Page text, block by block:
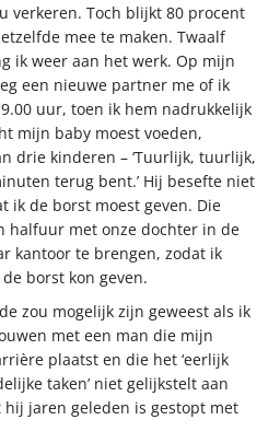
verkeren. Toch blijkt 80 procent
mee te maken. Twaalf
ik weer aan het werk. Op mijn
een nieuwe partner me of ik
uur, toen ik hem nadrukkelijk
mijn baby moest voeden,
drie kinderen – ‘Tuurlijk, tuurlijk,
terug bent.’ Hij besefte niet
ik de borst moest geven. Die
halfuur met onze dochter in de
kantoor te brengen, zodat ik
borst kon geven.
zou mogelijk zijn geweest als ik
met een man die mijn
plaatst en die het ‘eerlijk
taken’ niet gelijkstelt aan
hij jaren geleden is gestopt met